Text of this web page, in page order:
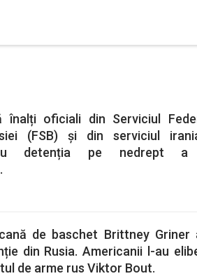
înalți oficiali din Serviciul
(FSB) și din serviciul
detenția pe nedrept a
de baschet Brittney Griner
din Rusia. Americanii l-au
de arme rus Viktor Bout.